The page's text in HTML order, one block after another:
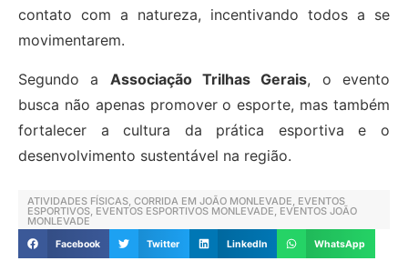
contato com a natureza, incentivando todos a se
movimentarem.
Segundo a Associação Trilhas Gerais, o evento
busca não apenas promover o esporte, mas também
fortalecer a cultura da prática esportiva e o
desenvolvimento sustentável na região.
ATIVIDADES FÍSICAS, CORRIDA EM JOÃO MONLEVADE, EVENTOS
ESPORTIVOS, EVENTOS ESPORTIVOS MONLEVADE, EVENTOS JOÃO
MONLEVADE
Facebook Twitter LinkedIn WhatsApp